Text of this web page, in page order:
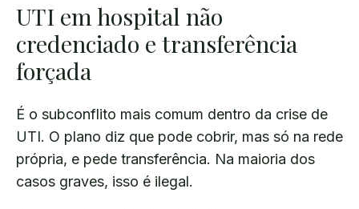
UTI em hospital não
credenciado e transferência
forçada
É o subconflito mais comum dentro da crise de
UTI. O plano diz que pode cobrir, mas só na rede
própria, e pede transferência. Na maioria dos
casos graves, isso é ilegal.